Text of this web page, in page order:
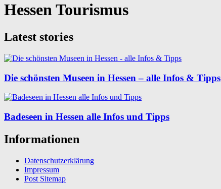
Hessen Tourismus
Latest stories
Die schönsten Museen in Hessen – alle Infos & Tipps
Badeseen in Hessen alle Infos und Tipps
Informationen
Datenschutzerklärung
Impressum
Post Sitemap